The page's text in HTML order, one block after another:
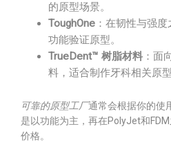
的原型场景。
ToughOne ：在韧性与强
功能验证原型。
TrueDent™ 树脂材料 ：面
料，适合制作牙科相关原
可靠的原型工厂通常会根据你的使
是以功能为主，再在PolyJet和
价格。